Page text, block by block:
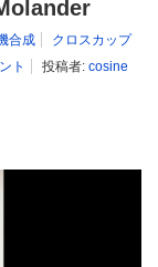
合成
クロスカップ
ト 投稿者: cosine